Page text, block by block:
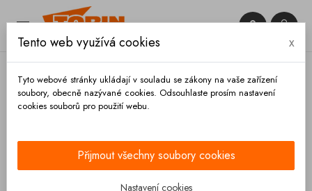
 

Tento web využívá cookies x
Tyto webové stránky ukládají v souladu se zákony na vaše zařízení
soubory, obecně nazývané cookies. Odsouhlaste prosím nastavení
cookies souborů pro použití webu.
Přijmout všechny soubory cookies
Nastavení cookies